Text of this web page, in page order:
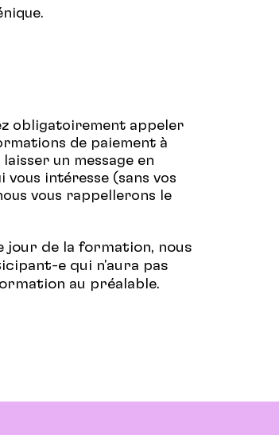
obligatoirement appeler
de paiement à
un message en
intéresse (sans vos
vous rappellerons le
jour de la formation, nous
e qui n'aura pas
au préalable.